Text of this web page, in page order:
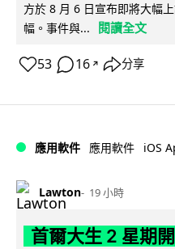
方於 8 月 6 日宣布即將大幅
幅。事件與...
閱讀全文
53 16 ↗ 分享
應用軟件 應用軟件 iOS
Lawton 19 小時
首爾大生 2 星期